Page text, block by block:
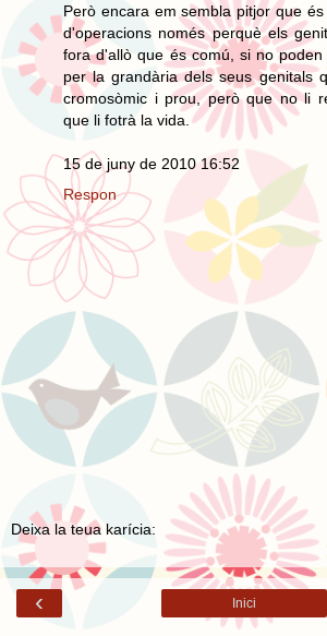
Però encara em sembla pitjor que
d'operacions només perquè els
fora d'allò que és comú, si no
per la grandària dels seus genitals
cromosòmic i prou, però que no li
que li fotrà la vida.
15 de juny de 2010 16:52
Respon
Deixa la teua karícia:
‹ Inici